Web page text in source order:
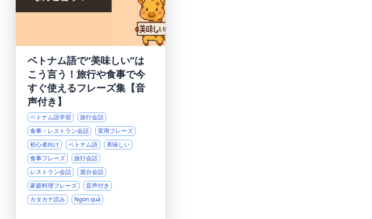
ベトナム語で“美味しい”は
こう言う！旅行や食事で今
すぐ使えるフレーズ集【音
声付き】
ベトナム語学習
旅行会話
食事・レストラン会話
実用フレーズ
初心者向け
ベトナム語
美味しい
食事フレーズ
旅行会話
レストラン会話
屋台会話
家庭料理フレーズ
音声付き
カタカナ読み
Ngon quá